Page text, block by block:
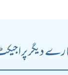
دیگر